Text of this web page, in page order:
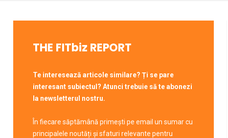
THE FITbiz REPORT
Te interesează articole similare? Ți se pare
interesant subiectul? Atunci trebuie să te abonezi
la newsletterul nostru.
În fiecare săptămână primești pe email un sumar cu
principalele noutăți și sfaturi relevante pentru